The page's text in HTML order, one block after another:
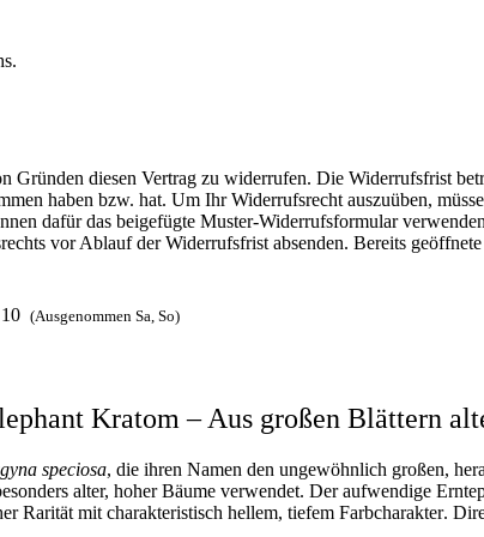
Gründen diesen Vertrag zu widerrufen. Die Widerrufsfrist
haben bzw. hat. Um Ihr Widerrufsrecht auszuüben,
dafür das beigefügte Muster-Widerrufsformular
vor Ablauf der Widerrufsfrist absenden. Bereits
(Ausgenommen Sa, So)
Kratom – Aus großen Blättern
speciosa, die ihren Namen den ungewöhnlich großen,
alter, hoher Bäume verwendet. Der aufwendige
Rarität mit charakteristisch hellem, tiefem Farbcharakter.